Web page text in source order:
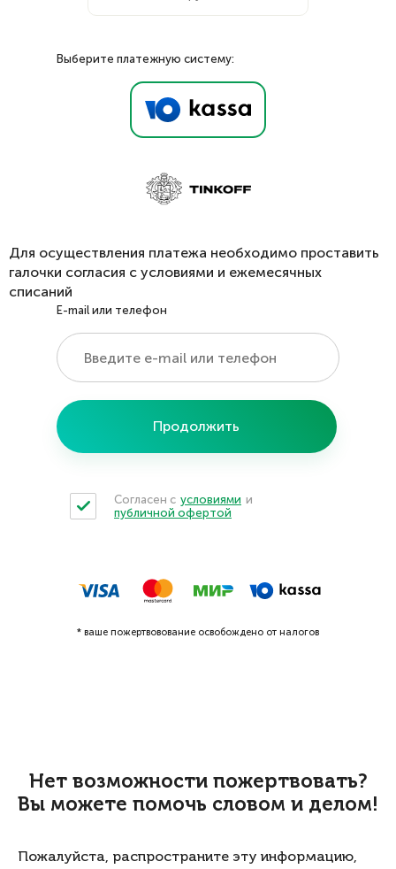
Выберите платежную систему:
Для осуществления платежа необходимо проставить
галочки согласия с условиями и ежемесячных
списаний
E-mail или телефон
Продолжить
Согласен с условиями и
публичной офертой
* ваше пожертвовование освобождено от налогов
Нет возможности пожертвовать?
Вы можете помочь словом и делом!
Пожалуйста, распространите эту информацию,